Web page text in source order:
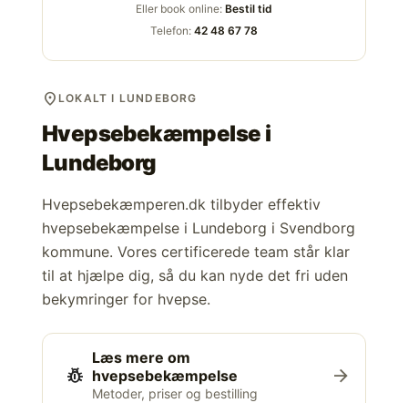
Eller book online: Bestil tid
Telefon: 42 48 67 78
location_on LOKALT I LUNDEBORG
Hvepsebekæmpelse i
Lundeborg
Hvepsebekæmperen.dk tilbyder effektiv
hvepsebekæmpelse i Lundeborg i Svendborg
kommune. Vores certificerede team står klar
til at hjælpe dig, så du kan nyde det fri uden
bekymringer for hvepse.
pest_control
Læs mere om
hvepsebekæmpelse
Metoder, priser og bestilling
arrow_forward